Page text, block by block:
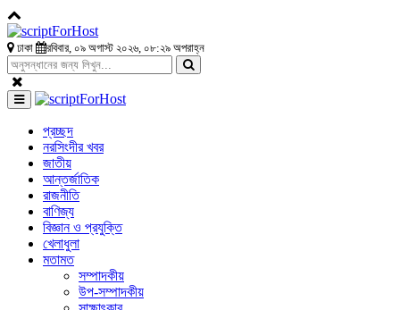
ঢাকা রবিবার, ০৯ অগাস্ট ২০২৬, ০৮:২৯ অপরাহ্ন
প্রচ্ছদ
নরসিংদীর খবর
জাতীয়
আন্তর্জাতিক
রাজনীতি
বাণিজ্য
বিজ্ঞান ও প্রযুক্তি
খেলাধুলা
মতামত
সম্পাদকীয়
উপ-সম্পাদকীয়